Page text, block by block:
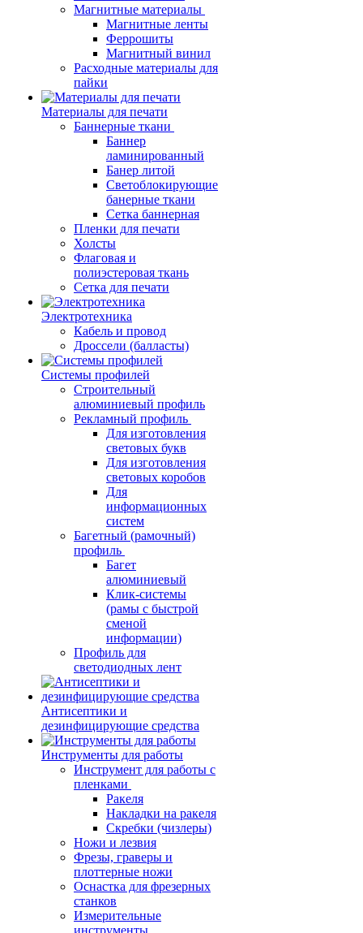
Магнитные материалы
Магнитные ленты
Феррошиты
Магнитный винил
Расходные материалы для
пайки
Материалы для печати
Баннерные ткани
Баннер
ламинированный
Банер литой
Светоблокирующие
банерные ткани
Сетка баннерная
Пленки для печати
Холсты
Флаговая и
полиэстеровая ткань
Сетка для печати
Электротехника
Кабель и провод
Дроссели (балласты)
Системы профилей
Строительный
алюминиевый профиль
Рекламный профиль
Для изготовления
световых букв
Для изготовления
световых коробов
Для
информационных
систем
Багетный (рамочный)
профиль
Багет
алюминиевый
Клик-системы
(рамы с быстрой
сменой
информации)
Профиль для
светодиодных лент
Антисептики и
дезинфицирующие средства
Инструменты для работы
Инструмент для работы с
пленками
Ракеля
Накладки на ракеля
Скребки (чизлеры)
Ножи и лезвия
Фрезы, граверы и
плоттерные ножи
Оснастка для фрезерных
станков
Измерительные
инструменты